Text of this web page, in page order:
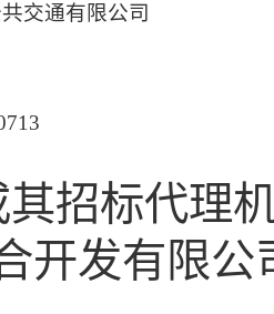
交通有限公司
招标代理
开发有限公